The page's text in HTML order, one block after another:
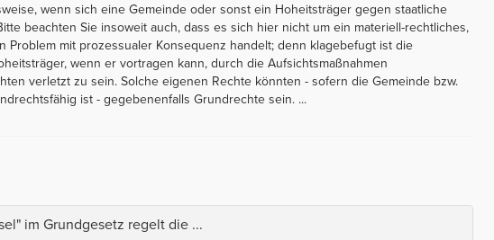
wenn sich eine Gemeinde oder sonst ein Hoheitsträger gegen staatliche
beachten Sie insoweit auch, dass es sich hier nicht um ein materiell-rechtliches,
Problem mit prozessualer Konsequenz handelt; denn klagebefugt ist die
wenn er vortragen kann, durch die Aufsichtsmaßnahmen
verletzt zu sein. Solche eigenen Rechte könnten - sofern die Gemeinde bzw.
ist - gegebenenfalls Grundrechte sein. ...
im Grundgesetz regelt die ...